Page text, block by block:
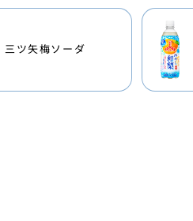
三ツ矢梅ソーダ